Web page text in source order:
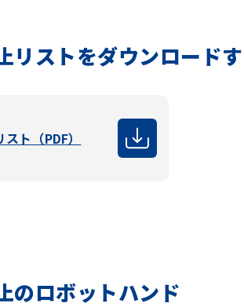
リストをダウンロード
ト（PDF）
のロボットハンド